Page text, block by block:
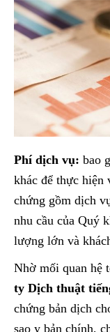
Phí dịch vụ: bao
khác để thực hiện
chứng gồm dịch
nhu cầu của Quý
lượng lớn và
Nhờ mối quan hệ
ty Dịch thuật
chứng bản dịch
sao y bản chính,